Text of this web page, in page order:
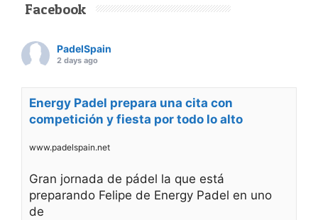
Facebook
PadelSpain
2 days ago
Energy Padel prepara una cita con
competición y fiesta por todo lo alto
www.padelspain.net
Gran jornada de pádel la que está
preparando Felipe de Energy Padel en uno
de